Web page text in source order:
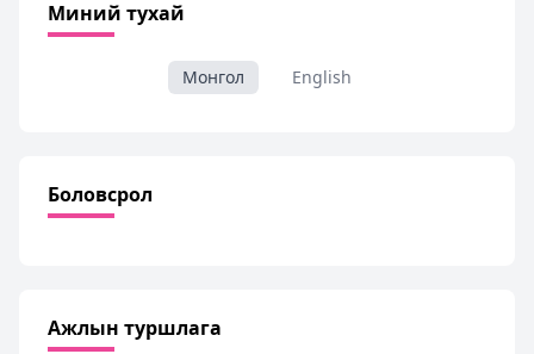
Миний тухай
Монгол English
Боловсрол
Ажлын туршлага